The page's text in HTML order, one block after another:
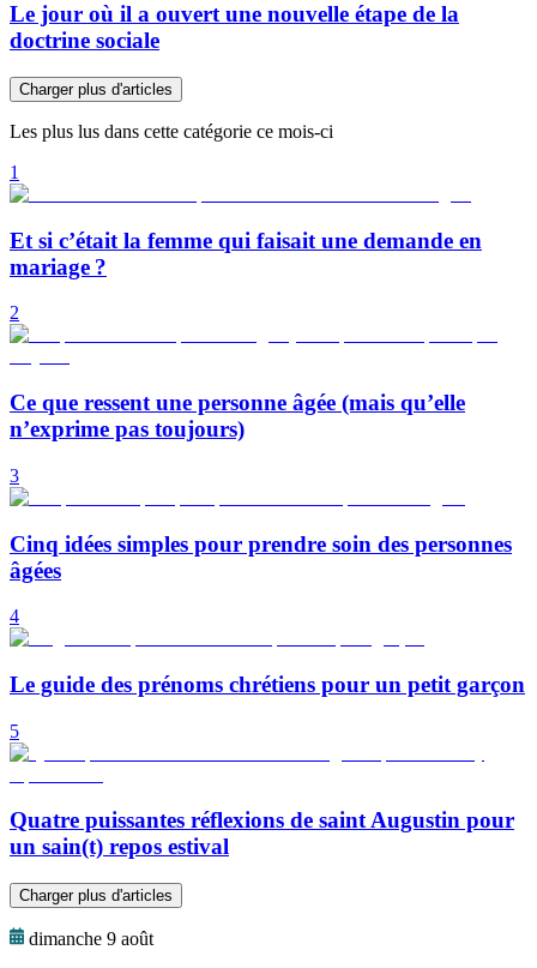
Le jour où il a ouvert une nouvelle étape de la
doctrine sociale
Charger plus d'articles
Les plus lus dans cette catégorie ce mois-ci
1
Et si c’était la femme qui faisait une demande en
mariage ?
2
Ce que ressent une personne âgée (mais qu’elle
n’exprime pas toujours)
3
Cinq idées simples pour prendre soin des personnes
âgées
4
Le guide des prénoms chrétiens pour un petit garçon
5
Quatre puissantes réflexions de saint Augustin pour
un sain(t) repos estival
Charger plus d'articles
dimanche 9 août